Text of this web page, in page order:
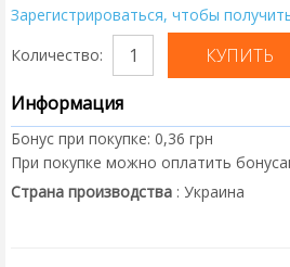
Зарегистрироваться, чтобы
Количество:
Информация
Бонус при покупке: 0,36 грн
При покупке можно оплатить
Страна производства : Украина